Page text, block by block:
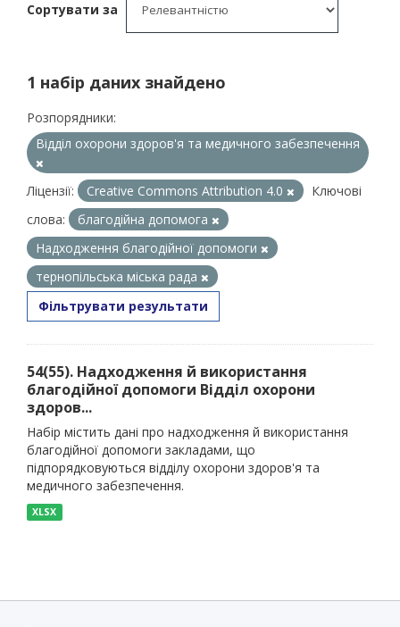
Сортувати за
1 набір даних знайдено
Розпорядники:
Відділ охорони здоров'я та медичного забезпечення
Ліцензії: Creative Commons Attribution 4.0
Ключові
слова:
благодійна допомога
Надходження благодійної допомоги
тернопільська міська рада
Фільтрувати результати
54(55). Надходження й використання
благодійної допомоги Відділ охорони
здоров...
Набір містить дані про надходження й використання
благодійної допомоги закладами, що
підпорядковуються відділу охорони здоров'я та
медичного забезпечення.
XLSX